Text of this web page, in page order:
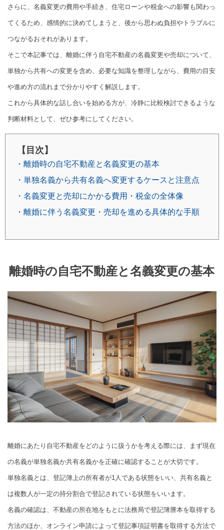
さらに、名義変更の費用や手続き、住宅ローンや税金への影響も関わっ
てくるため、感情的に決めてしまうと、後から思わぬ負担やトラブルに
つながるおそれがあります。
そこで本記事では、離婚に伴う自宅不動産の名義変更や売却について、
単独から共有への変更を含め、必要な知識を整理しながら、費用の目安
や進め方の流れまで分かりやすく解説します。
これから具体的な話し合いを始める方が、冷静に比較検討できるような
判断材料として、ぜひ参考にしてください。
【目次】
・離婚時の自宅不動産と名義変更の基本
・単独名義から共有名義へ変更するケースと注意点
・名義変更と売却にかかる費用・税金の全体像
・離婚に伴う名義変更・売却を進める具体的な手順
離婚時の自宅不動産と名義変更の基本
離婚にあたり自宅不動産をどのように扱うかを考える際には、まず現在
の名義が単独名義か共有名義かを正確に確認することが大切です。
単独名義とは、登記簿上の所有者が1人である状態をいい、共有名義と
は複数人が一定の持分割合で登記されている状態をいいます。
名義の確認は、不動産の所在地をもとに法務局で登記簿謄本を取得する
方法のほか、オンライン申請によって登記事項証明書を取得する方法で